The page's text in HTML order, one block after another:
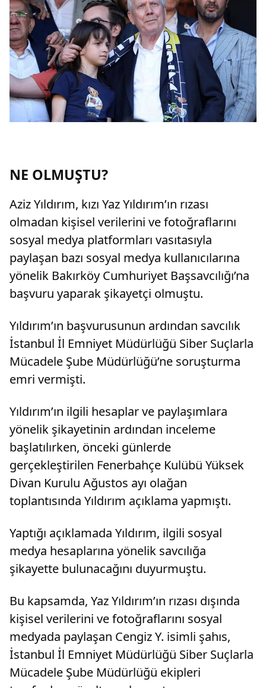
NE OLMUŞTU?
Aziz Yıldırım, kızı Yaz Yıldırım’ın rızası
olmadan kişisel verilerini ve fotoğraflarını
sosyal medya platformları vasıtasıyla
paylaşan bazı sosyal medya kullanıcılarına
yönelik Bakırköy Cumhuriyet Başsavcılığı’na
başvuru yaparak şikayetçi olmuştu.
Yıldırım’ın başvurusunun ardından savcılık
İstanbul İl Emniyet Müdürlüğü Siber Suçlarla
Mücadele Şube Müdürlüğü’ne soruşturma
emri vermişti.
Yıldırım’ın ilgili hesaplar ve paylaşımlara
yönelik şikayetinin ardından inceleme
başlatılırken, önceki günlerde
gerçekleştirilen Fenerbahçe Kulübü Yüksek
Divan Kurulu Ağustos ayı olağan
toplantısında Yıldırım açıklama yapmıştı.
Yaptığı açıklamada Yıldırım, ilgili sosyal
medya hesaplarına yönelik savcılığa
şikayette bulunacağını duyurmuştu.
Bu kapsamda, Yaz Yıldırım’ın rızası dışında
kişisel verilerini ve fotoğraflarını sosyal
medyada paylaşan Cengiz Y. isimli şahıs,
İstanbul İl Emniyet Müdürlüğü Siber Suçlarla
Mücadele Şube Müdürlüğü ekipleri